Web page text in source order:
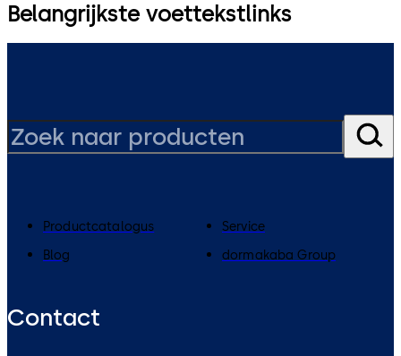
Belangrijkste voettekstlinks
Productcatalogus
Service
Blog
dormakaba Group
Contact